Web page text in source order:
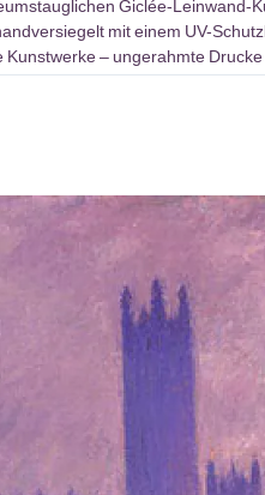
Giclée-Leinwand-
mit einem UV-
– ungerahmte